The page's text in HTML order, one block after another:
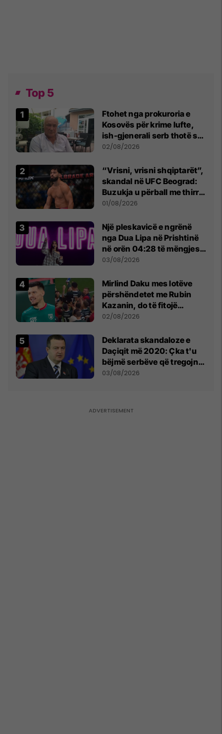
Top 5
Ftohet nga prokuroria e
Kosovës për krime lufte,
ish-gjenerali serb thotë se
dikush e tradhtoi në
02/08/2026
“Vrisni, vrisni shqiptarët”,
skandal në UFC Beograd:
Buzukja u përball me thirrje
anti-shqiptare nga
01/08/2026
Një pleskavicë e ngrënë
nga Dua Lipa në Prishtinë
në orën 04:28 të mëngjesit
- dhe bota digjitale serbe
03/08/2026
Mirlind Daku mes lotëve
përshëndetet me Rubin
Kazanin, do të fitojë
miliona te Spartak Moska
02/08/2026
​Deklarata skandaloze e
Daçiqit më 2020: Çka t'u
bëjmë serbëve që tregojnë
ku janë varrosur shqiptarët
03/08/2026